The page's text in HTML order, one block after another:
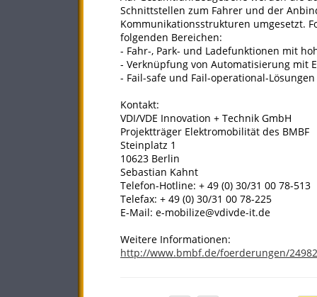
Schnittstellen zum Fahrer und der
Kommunikationsstrukturen umgesetzt.
folgenden Bereichen:
- Fahr-, Park- und Ladefunktionen mit
- Verknüpfung von Automatisierung mit
- Fail-safe und Fail-operational-
Kontakt:
VDI/VDE Innovation + Technik GmbH
Projektträger Elektromobilität des BMBF
Steinplatz 1
10623 Berlin
Sebastian Kahnt
Telefon-Hotline: + 49 (0) 30/31 00 78-513
Telefax: + 49 (0) 30/31 00 78-225
E-Mail: e-mobilize@vdivde-it.de
Weitere Informationen:
http://www.bmbf.de/foerderungen/